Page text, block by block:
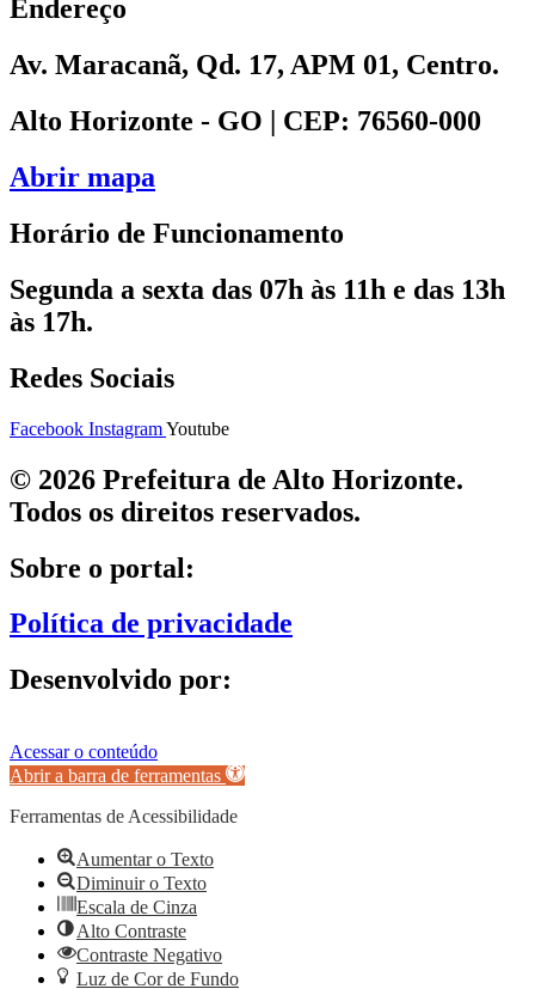
Endereço
Av. Maracanã, Qd. 17, APM 01, Centro.
Alto Horizonte - GO | CEP: 76560-000
Abrir mapa
Horário de Funcionamento
Segunda a sexta das 07h às 11h e das 13h
às 17h.
Redes Sociais
Facebook InstagramYoutube
© 2026 Prefeitura de Alto Horizonte.
Todos os direitos reservados.
Sobre o portal:
Política de privacidade
Desenvolvido por:
Acessar o conteúdo
Abrir a barra de ferramentas
Ferramentas de Acessibilidade
Aumentar o Texto
Diminuir o Texto
Escala de Cinza
Alto Contraste
Contraste Negativo
Luz de Cor de Fundo